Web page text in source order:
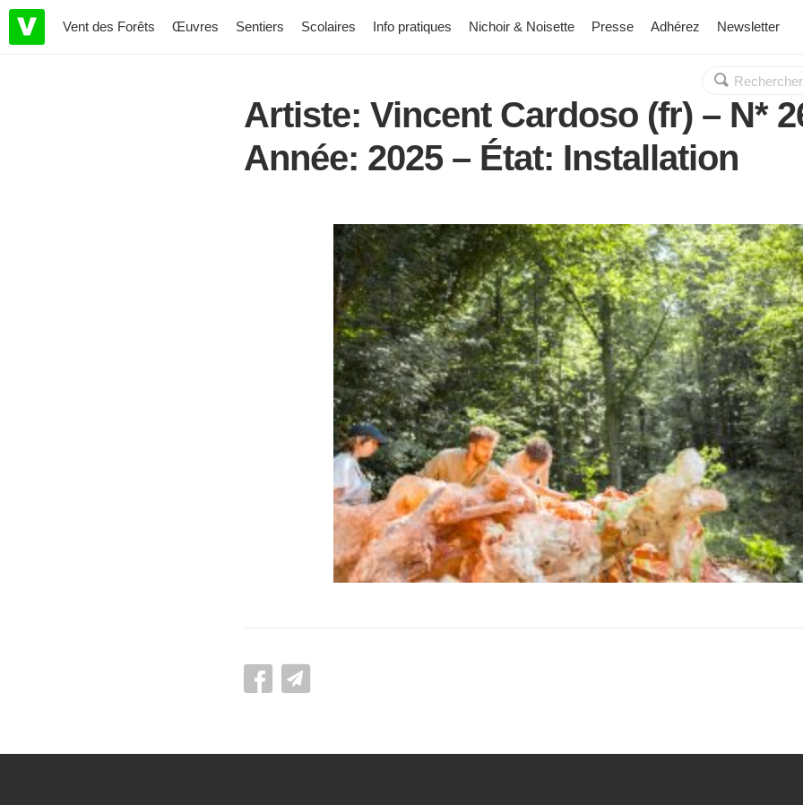
Vent des Forêts Œuvres Sentiers Scolaires Info pratiques Nichoir & Noisette Presse Adhérez Newsletter
Rechercher :
OK
Artiste: Vincent Cardoso (fr) – N*
Année: 2025 – État: Installation